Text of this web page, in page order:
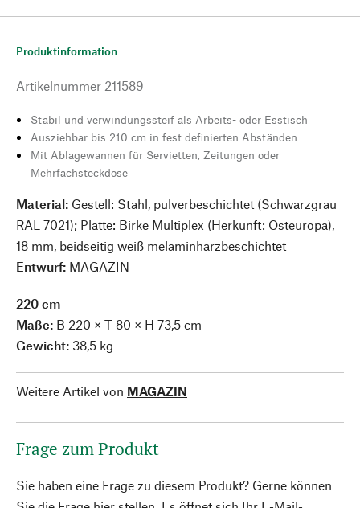
Produktinformation
Artikelnummer 211589
Stabil und verwindungssteif als Arbeits- oder Esstisch
Ausziehbar bis 210 cm in fest definierten Abständen
Mit Ablagewannen für Servietten, Zeitungen oder
Mehrfachsteckdose
Material: Gestell: Stahl, pulverbeschichtet (Schwarzgrau
RAL 7021); Platte: Birke Multiplex (Herkunft: Osteuropa),
18 mm, beidseitig weiß melaminharzbeschichtet
Entwurf: MAGAZIN
220 cm
Maße: B 220 × T 80 × H 73,5 cm
Gewicht: 38,5 kg
Weitere Artikel von MAGAZIN
Frage zum Produkt
Sie haben eine Frage zu diesem Produkt? Gerne können